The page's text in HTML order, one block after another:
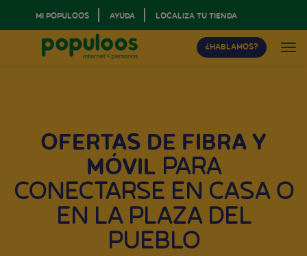
MI POPULOOS AYUDA LOCALIZA TU TIENDA
¿HABLAMOS?
OFERTAS DE FIBRA Y
MÓVIL PARA
CONECTARSE EN CASA O
EN LA PLAZA DEL
PUEBLO